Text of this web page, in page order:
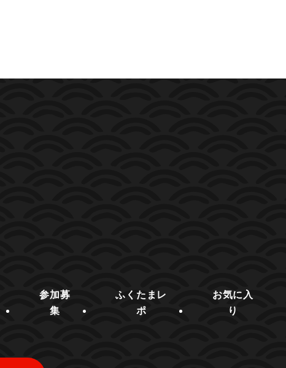
参加募
集
ふくたまレ
ポ
お気に入
り